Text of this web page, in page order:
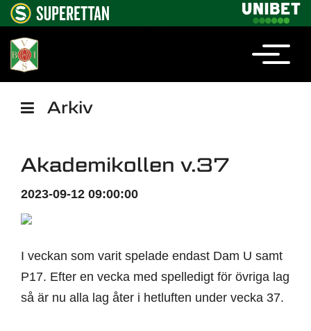
Arkiv
Akademikollen v.37
2023-09-12 09:00:00
I veckan som varit spelade endast Dam U samt
P17. Efter en vecka med spelledigt för övriga lag
så är nu alla lag åter i hetluften under vecka 37.